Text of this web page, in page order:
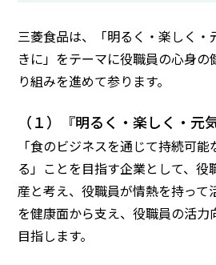
三菱食品は、「明るく・楽しく・
きに」をテーマに役職員の心身
り組みを進めて参ります。
（１）『明るく・楽しく・元
「食のビジネスを通じて持続可
る」ことを目指す企業として、役
産と考え、役職員が情熱を持って
を健康面から支え、役職員の活力
目指します。